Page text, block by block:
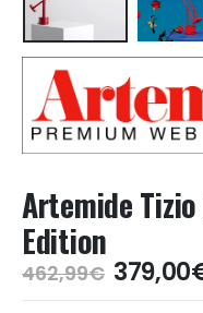
Artemide
Edition
462,99€ Il
prezzo
379,00